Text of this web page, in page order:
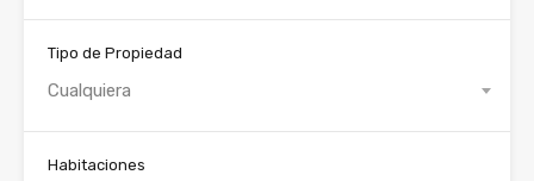
Tipo de Propiedad
Cualquiera
Habitaciones